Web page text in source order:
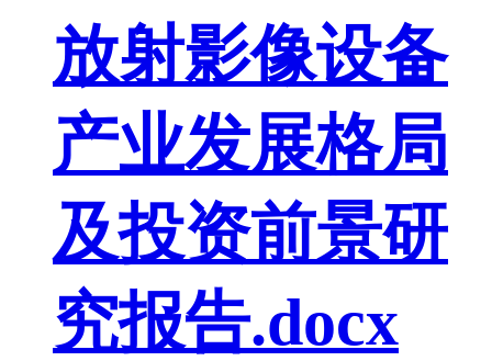
放射影像设备
产业发展格局
及投资前景研
究报告.docx